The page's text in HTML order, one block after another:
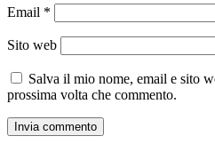
Email *
Sito web
Salva il mio nome, email e sito
prossima volta che commento.